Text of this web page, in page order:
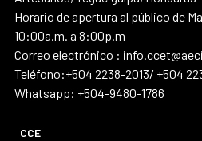
Horario de apertura al público de
10:00a.m. a 8:00p.m
Correo electrónico :
Teléfono:+504 2238-2013/ +504
Whatsapp: +504-9480-1786
CCE